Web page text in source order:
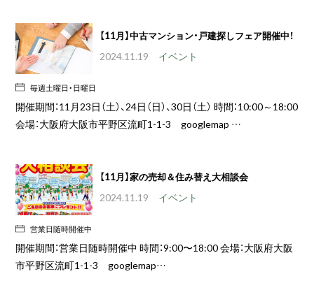
【11月】中古マンション・戸建探しフェア開催中！
2024.11.19 イベント
毎週土曜日・日曜日
開催期間：11月23日（土）、24日（日）、30日（土） 時間：10:00～18:00
会場：大阪府大阪市平野区流町1-1-3 googlemap …
【11月】家の売却＆住み替え大相談会
2024.11.19 イベント
営業日随時開催中
開催期間：営業日随時開催中 時間：9:00〜18:00 会場：大阪府大阪
市平野区流町1-1-3 googlemap…